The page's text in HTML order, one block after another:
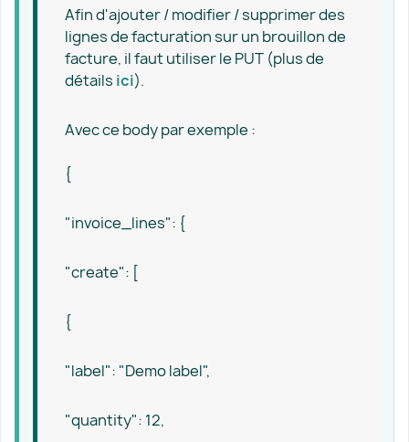
Afin d'ajouter / modifier / supprimer des
lignes de facturation sur un brouillon de
facture, il faut utiliser le PUT (plus de
détails ici).
Avec ce body par exemple :
{
"invoice_lines": {
"create": [
{
"label": "Demo label",
"quantity": 12,